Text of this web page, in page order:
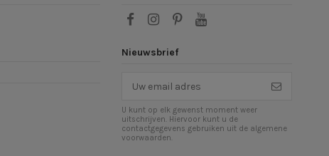
Nieuwsbrief
U kunt op elk gewenst moment weer
uitschrijven. Hiervoor kunt u de
contactgegevens gebruiken uit de algemene
voorwaarden.